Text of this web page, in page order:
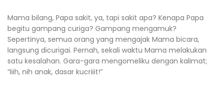
Mama bilang, Papa sakit, ya, tapi sakit apa? Kenapa Papa
begitu gampang curiga? Gampang mengamuk?
Sepertinya, semua orang yang mengajak Mama bicara,
langsung dicurigai. Pernah, sekali waktu Mama melakukan
satu kesalahan. Gara-gara mengomeliku dengan kalimat;
“Iiih, nih anak, dasar kucriiit!”